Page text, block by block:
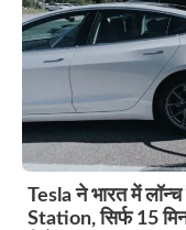
Tesla ने भारत में
Station, सिर्फ 15